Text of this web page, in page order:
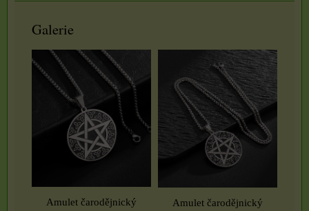
Galerie
Amulet čarodějnický
Amulet čarodějnický